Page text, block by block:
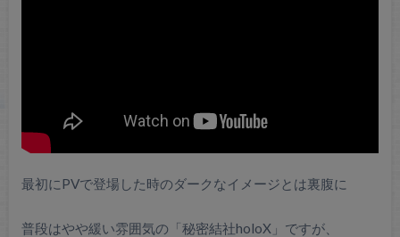
最初にPVで登場した時のダークなイメージとは裏腹に
普段はやや緩い雰囲気の「秘密結社holoX」ですが、